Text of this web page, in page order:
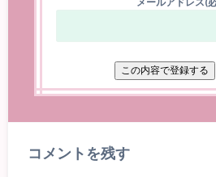
コメントを残す